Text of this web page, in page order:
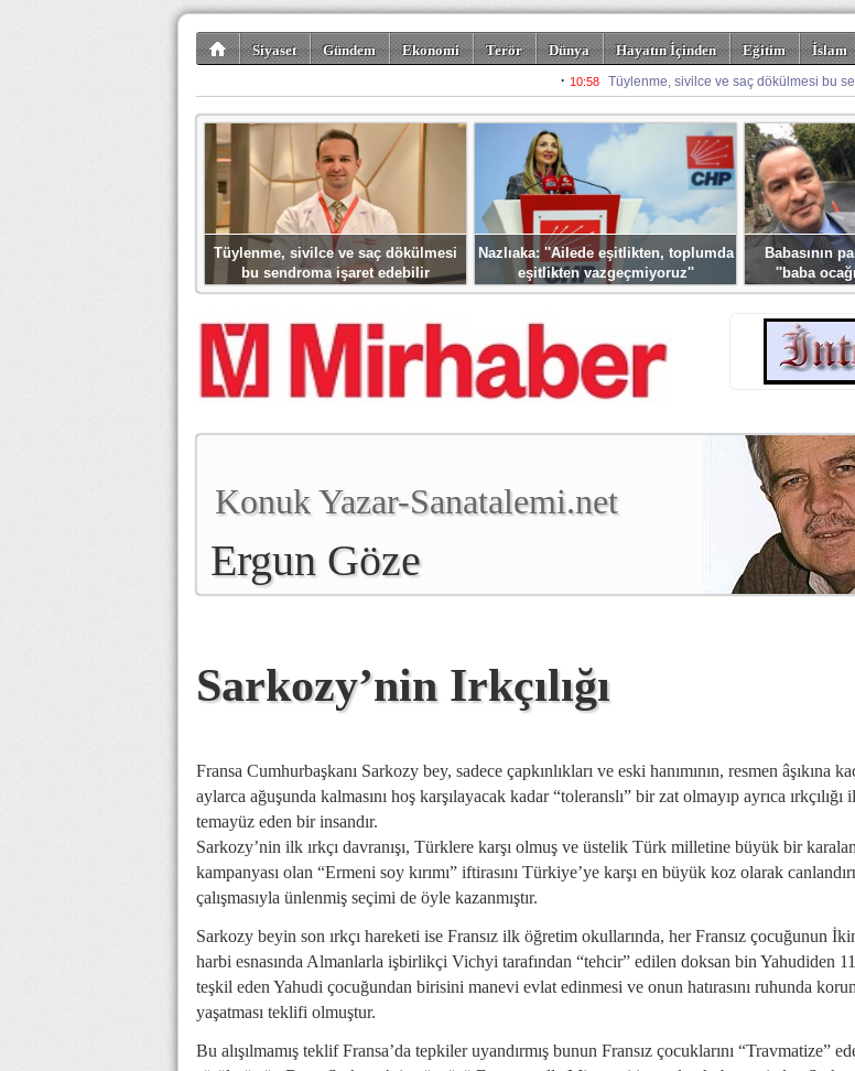
Siyaset Gündem Ekonomi Terör Dünya Hayatın İçinden Eğitim İslam
Spor Misafir Kalem Foto Galeriler
Tüylenme, sivilce ve saç dökülmesi
bu sendroma işaret edebilir
Nazlıaka: ''Ailede eşitlikten, toplumda
eşitlikten vazgeçmiyoruz''
Babasının
''baba
Konuk Yazar-Sanatalemi.net
Ergun Göze
Sarkozy’nin Irkçılığı
Fransa Cumhurbaşkanı Sarkozy bey, sadece çapkınlıkları ve eski hanımının, resmen âşıkına
aylarca ağuşunda kalmasını hoş karşılayacak kadar “toleranslı” bir zat olmayıp ayrıca ırkçılığı
temayüz eden bir insandır.
Sarkozy’nin ilk ırkçı davranışı, Türklere karşı olmuş ve üstelik Türk milletine büyük bir
kampanyası olan “Ermeni soy kırımı” iftirasını Türkiye’ye karşı en büyük koz olarak
çalışmasıyla ünlenmiş seçimi de öyle kazanmıştır.
Sarkozy beyin son ırkçı hareketi ise Fransız ilk öğretim okullarında, her Fransız çocuğunun
harbi esnasında Almanlarla işbirlikçi Vichyi tarafından “tehcir” edilen doksan bin Yahudiden
teşkil eden Yahudi çocuğundan birisini manevi evlat edinmesi ve onun hatırasını ruhunda
yaşatması teklifi olmuştur.
Bu alışılmamış teklif Fransa’da tepkiler uyandırmış bunun Fransız çocuklarını “Travmatize”